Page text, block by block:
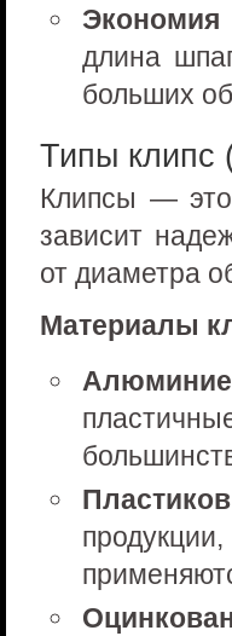
длина
больших
Типы клипс
Клипсы — это
зависит
от диаметра
Материалы